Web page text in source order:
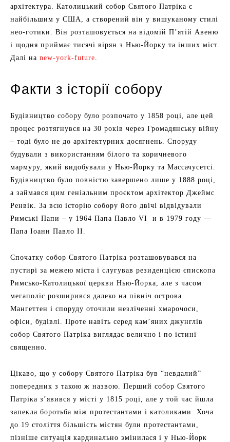
архітектура. Католицький собор Святого Патріка є
найбільшим у США, а створений він у вишуканому стилі
нео-готики. Він розташовується на відомій П’ятій Авеню
і щодня приймає тисячі вірян з Нью-Йорку та інших міст.
Далі на new-york-future.
Факти з історії собору
Будівництво собору було розпочато у 1858 році, але цей
процес розтягнувся на 30 років через Громадянську війну
– тоді було не до архітектурних досягнень. Споруду
будували з використанням білого та коричневого
мармуру, який видобували у Нью-Йорку та Массачусетсі.
Будівництво було повністю завершено лише у 1888 році,
а займався цим геніальним проєктом архітектор Джеймс
Ренвік. За всю історію собору його двічі відвідували
Римські Папи – у 1964 Папа Павло VI и в 1979 году —
Папа Іоанн Павло II.
Спочатку собор Святого Патріка розташовувався на
пустирі за межею міста і слугував резиденцією єпископа
Римсько-Католицької церкви Нью-Йорка, але з часом
мегаполіс розширився далеко на північ острова
Мангеттен і споруду оточили незліченні хмарочоси,
офіси, будівлі. Проте навіть серед кам’яних джунглів
собор Святого Патріка виглядає велично і по істині
священно.
Цікаво, що у собору Святого Патріка був “невдалий”
попередник з такою ж назвою. Перший собор Святого
Патріка з’явився у місті у 1815 році, але у той час йшла
запекла боротьба між протестантами і католиками. Хоча
до 19 століття більшість містян були протестантами,
пізніше ситуація кардинально змінилася і у Нью-Йорк